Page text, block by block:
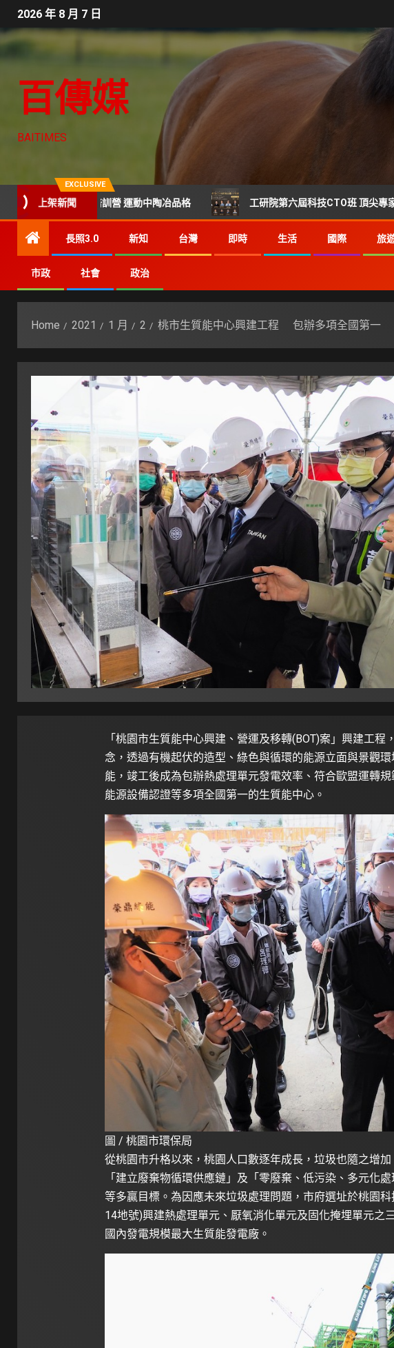
2026 年 8 月 7 日
百傳媒
BAITIMES
EXCLUSIVE
上架新聞
×街舞培訓營 運動中陶冶品格 工研院第六屆科技CTO班 頂尖專家齊聚開放報名
長照3.0 新知 台灣 即時 生活 國際 旅
市政 社會 政治
Home 2021 1 月 2 桃市生質能中心興建工程 包辦多項全國第一
「桃園市生質能中心興建、營運及移轉(BOT)案」興建工
念，透過有機起伏的造型、綠色與循環的能源立面與景觀
能，竣工後成為包辦熱處理單元發電效率、符合歐盟運轉
能源設備認證等多項全國第一的生質能中心。
圖 / 桃園市環保局
從桃園市升格以來，桃園人口數逐年成長，垃圾也隨之增
「建立廢棄物循環供應鏈」及「零廢棄、低污染、多元化
等多贏目標。為因應未來垃圾處理問題，市府選址於桃園
14地號)興建熱處理單元、厭氧消化單元及固化掩埋單元之
國內發電規模最大生質能發電廠。